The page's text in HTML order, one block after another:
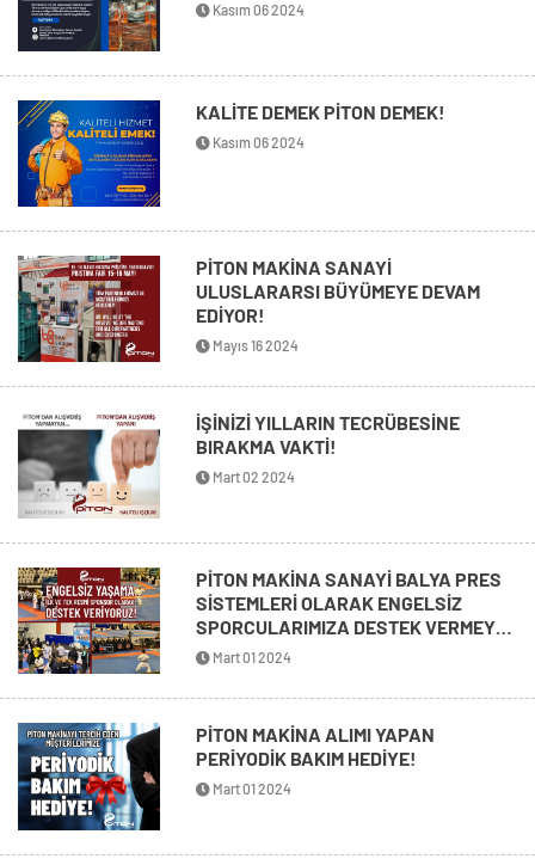
Kasım 06 2024
KALİTE DEMEK PİTON DEMEK!
Kasım 06 2024
PİTON MAKİNA SANAYİ
ULUSLARARSI BÜYÜMEYE DEVAM
EDİYOR!
Mayıs 16 2024
İŞİNİZİ YILLARIN TECRÜBESİNE
BIRAKMA VAKTİ!
Mart 02 2024
PİTON MAKİNA SANAYİ BALYA PRES
SİSTEMLERİ OLARAK ENGELSİZ
SPORCULARIMIZA DESTEK VERMEYE
DEVAM EDİYORUZ!
Mart 01 2024
PİTON MAKİNA ALIMI YAPAN
PERİYODİK BAKIM HEDİYE!
Mart 01 2024